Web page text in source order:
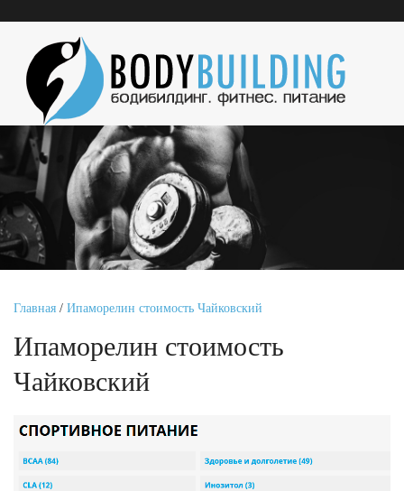
Главная / Ипаморелин стоимость Чайковский
Ипаморелин стоимость
Чайковский